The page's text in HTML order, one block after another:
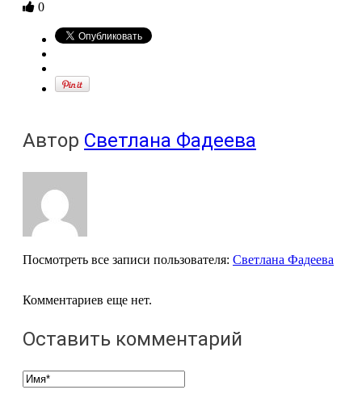
0
Автор Светлана Фадеева
Посмотреть все записи пользователя: Светлана Фадеева
Комментариев еще нет.
Оставить комментарий